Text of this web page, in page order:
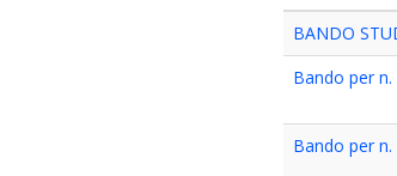
BANDO
Bando per
Bando per